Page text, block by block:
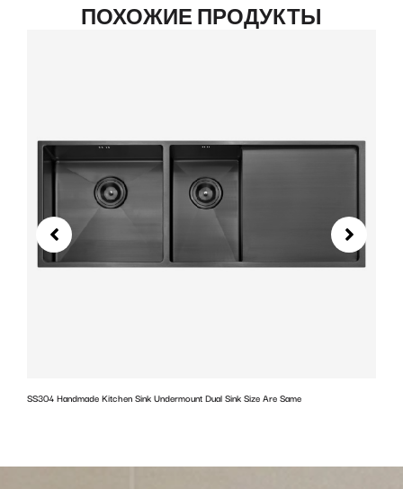
ПОХОЖИЕ ПРОДУКТЫ
SS304 Handmade Kitchen Sink Undermount Dual Sink Size Are Same